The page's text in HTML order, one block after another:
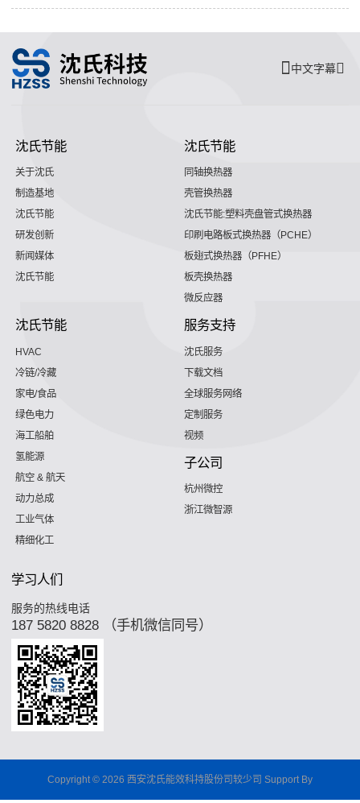
中文字幕
沈氏节能
关于沈氏
制造基地
沈氏节能
研发创新
新闻媒体
沈氏节能
沈氏节能
同轴换热器
壳管换热器
沈氏节能:塑料壳盘管式换热器
印刷电路板式换热器（PCHE）
板翅式换热器（PFHE）
板壳换热器
微反应器
沈氏节能
HVAC
冷链/冷藏
家电/食品
绿色电力
海工船舶
氢能源
航空 & 航天
动力总成
工业气体
精细化工
服务支持
沈氏服务
下载文档
全球服务网络
定制服务
视频
子公司
杭州微控
浙江微智源
学习人们
服务的热线电话
187 5820 8828 （手机微信同号）
Copyright © 2026 西安沈氏能效科持股份司较少司 Support By